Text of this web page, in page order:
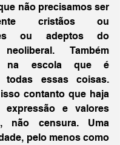
não precisamos ser
cristãos ou
ou adeptos do
Também
na escola que é
todas essas coisas.
contanto que haja
expressão e valores
não censura. Uma
pelo menos como